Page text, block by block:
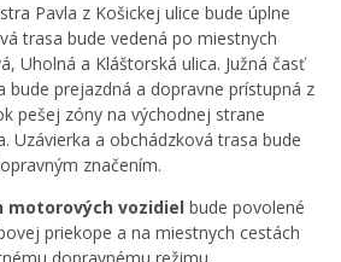
Pavla z Košickej ulice bude úplne
trasa bude vedená po miestnych
Uholná a Kláštorská ulica. Južná časť
bude prejazdná a dopravne prístupná z
pešej zóny na východnej strane
Uzávierka a obchádzková trasa bude
značením.
motorových vozidiel bude povolené
priekope a na miestnych cestách